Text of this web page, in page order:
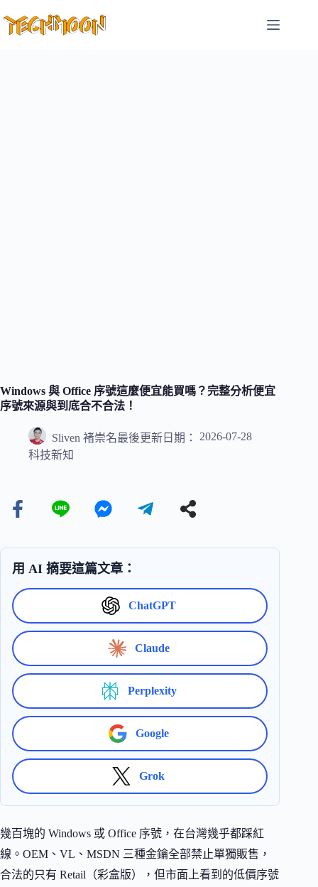
至
Windows 與 Office 序號這麼便宜能買嗎？完整分析便宜
序號來源與到底合不合法！
Sliven 褚崇名最後更新日期：
2026-07-28
科技新知
用 AI 摘要這篇文章：
ChatGPT
Claude
Perplexity
Google
Grok
幾百塊的 Windows 或 Office 序號，在台灣幾乎都踩紅
線。OEM、VL、MSDN 三種金鑰全部禁止單獨販售，
合法的只有 Retail（彩盒版），但市面上看到的低價序號